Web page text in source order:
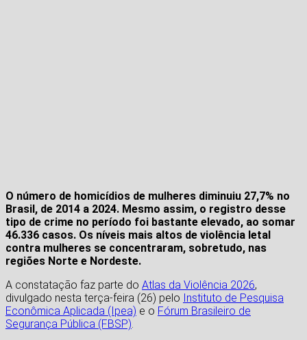
O número de homicídios de mulheres diminuiu 27,7% no
Brasil, de 2014 a 2024. Mesmo assim, o registro desse
tipo de crime no período foi bastante elevado, ao somar
46.336 casos. Os níveis mais altos de violência letal
contra mulheres se concentraram, sobretudo, nas
regiões Norte e Nordeste.
A constatação faz parte do Atlas da Violência 2026,
divulgado nesta terça-feira (26) pelo Instituto de Pesquisa
Econômica Aplicada (Ipea) e o Fórum Brasileiro de
Segurança Pública (FBSP).